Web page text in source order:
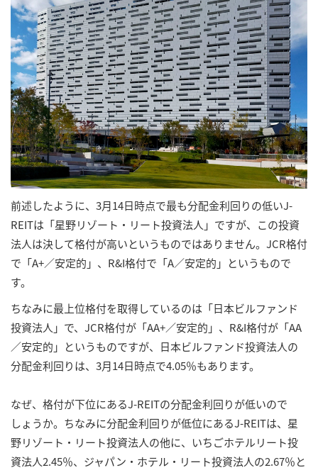
前述したように、3月14日時点で最も分配金利回りの低いJ-
REITは「星野リゾート・リート投資法人」ですが、この投資
法人は決して格付が高いというものではありません。JCR格付
で「A+／安定的」、R&I格付で「A／安定的」というもので
す。
ちなみに最上位格付を取得しているのは「日本ビルファンド
投資法人」で、JCR格付が「AA+／安定的」、R&I格付が「AA
／安定的」というものですが、日本ビルファンド投資法人の
分配金利回りは、3月14日時点で4.05％もあります。
なぜ、格付が下位にあるJ-REITの分配金利回りが低いので
しょうか。ちなみに分配金利回りが低位にあるJ-REITは、星
野リゾート・リート投資法人の他に、いちごホテルリート投
資法人2.45％、ジャパン・ホテル・リート投資法人の2.67％と